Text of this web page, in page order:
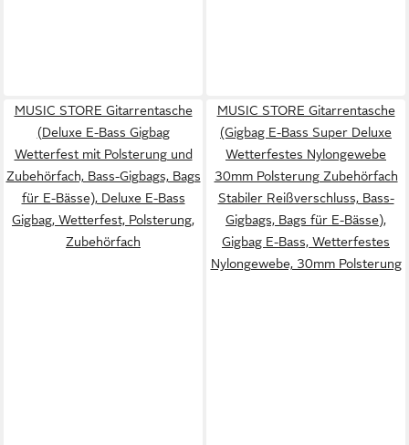
MUSIC STORE Gitarrentasche
(Deluxe E-Bass Gigbag
Wetterfest mit Polsterung und
Zubehörfach, Bass-Gigbags, Bags
für E-Bässe), Deluxe E-Bass
Gigbag, Wetterfest, Polsterung,
Zubehörfach
MUSIC STORE Gitarrentasche
(Gigbag E-Bass Super Deluxe
Wetterfestes Nylongewebe
30mm Polsterung Zubehörfach
Stabiler Reißverschluss, Bass-
Gigbags, Bags für E-Bässe),
Gigbag E-Bass, Wetterfestes
Nylongewebe, 30mm Polsterung